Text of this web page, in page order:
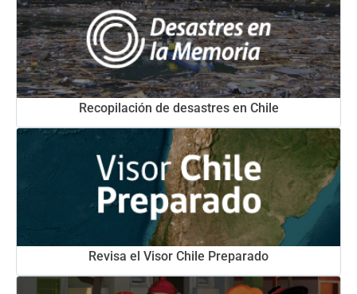
Recopilación de desastres en Chile
Revisa el Visor Chile Preparado